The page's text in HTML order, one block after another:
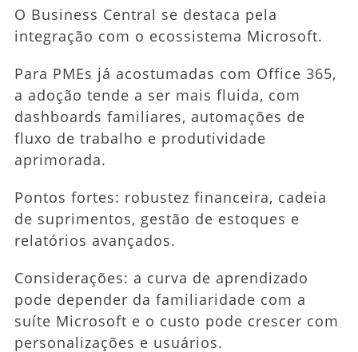
O Business Central se destaca pela
integração com o ecossistema Microsoft.
Para PMEs já acostumadas com Office 365,
a adoção tende a ser mais fluida, com
dashboards familiares, automações de
fluxo de trabalho e produtividade
aprimorada.
Pontos fortes: robustez financeira, cadeia
de suprimentos, gestão de estoques e
relatórios avançados.
Considerações: a curva de aprendizado
pode depender da familiaridade com a
suíte Microsoft e o custo pode crescer com
personalizações e usuários.